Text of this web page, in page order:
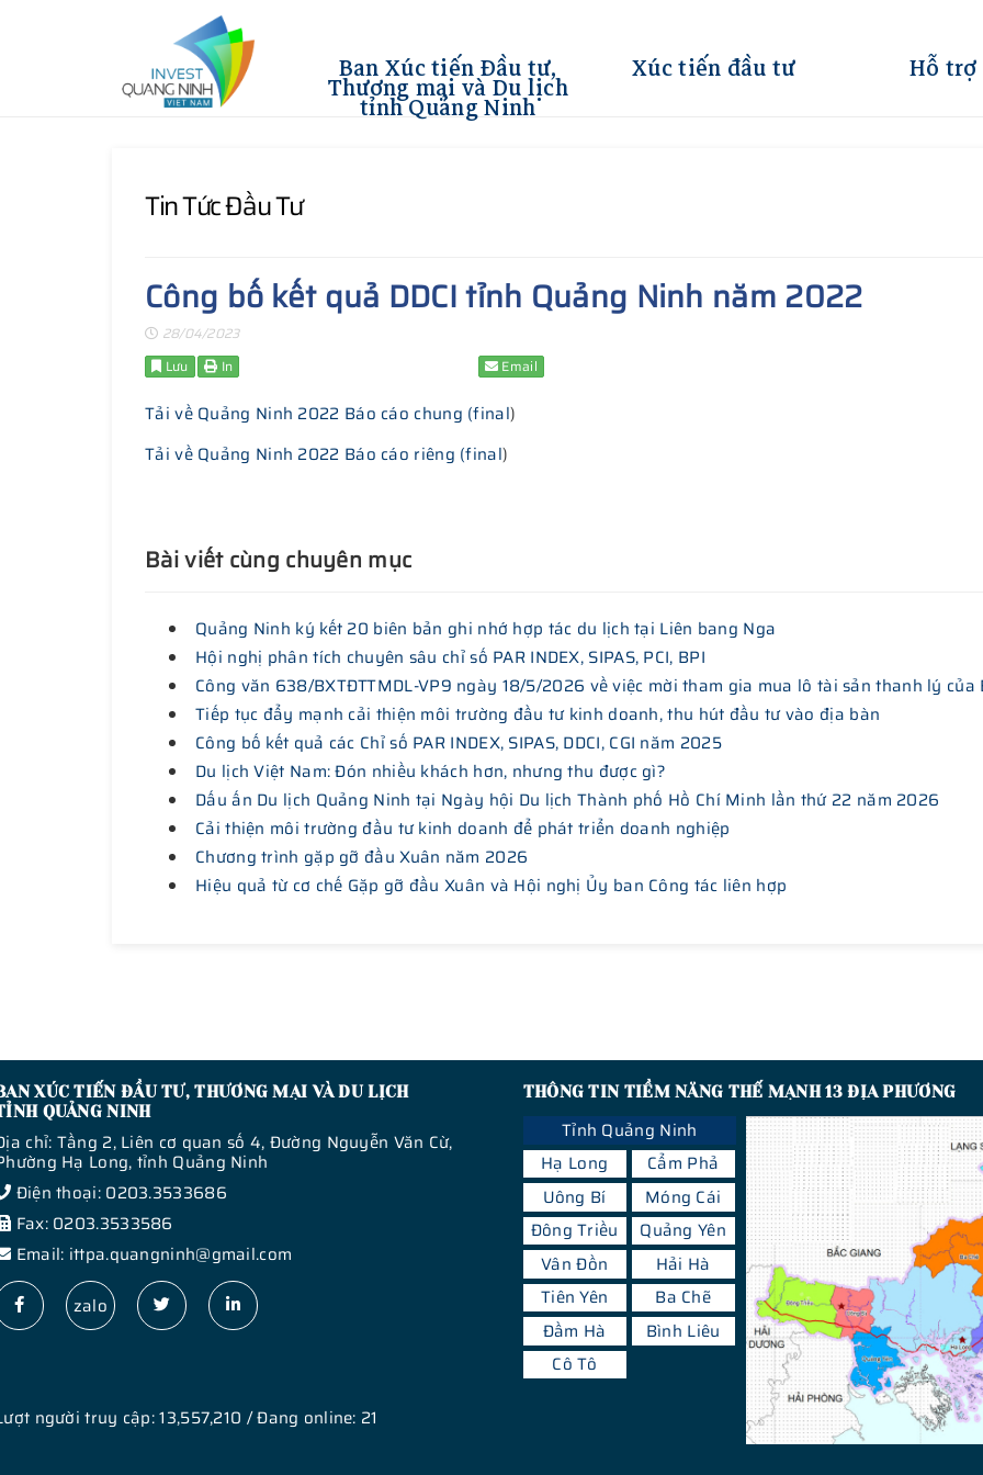
Ban Xúc tiến Đầu tư,
Thương mại và Du lịch
tỉnh Quảng Ninh
Xúc tiến đầu tư Hỗ
Tin Tức Đầu Tư
Công bố kết quả DDCI tỉnh Quảng Ninh năm 2022
28/04/2023
Lưu
In Email
Tải về Quảng Ninh 2022 Báo cáo chung (final)
Tải về Quảng Ninh 2022 Báo cáo riêng (final)
Bài viết cùng chuyên mục
Quảng Ninh ký kết 20 biên bản ghi nhớ hợp tác du lịch tại Liên bang Nga
Hội nghị phân tích chuyên sâu chỉ số PAR INDEX, SIPAS, PCI, BPI
Công văn 638/BXTĐTTMDL-VP9 ngày 18/5/2026 về việc mời tham gia mua lô tài sản thanh lý của
Tiếp tục đẩy mạnh cải thiện môi trường đầu tư kinh doanh, thu hút đầu tư vào địa bàn
Công bố kết quả các Chỉ số PAR INDEX, SIPAS, DDCI, CGI năm 2025
Du lịch Việt Nam: Đón nhiều khách hơn, nhưng thu được gì?
Dấu ấn Du lịch Quảng Ninh tại Ngày hội Du lịch Thành phố Hồ Chí Minh lần thứ 22 năm 2026
Cải thiện môi trường đầu tư kinh doanh để phát triển doanh nghiệp
Chương trình gặp gỡ đầu Xuân năm 2026
Hiệu quả từ cơ chế Gặp gỡ đầu Xuân và Hội nghị Ủy ban Công tác liên hợp
XÚC TIẾN ĐẦU TƯ, THƯƠNG MẠI VÀ DU LỊCH
QUẢNG NINH
chỉ: Tầng 2, Liên cơ quan số 4, Đường Nguyễn Văn Cừ,
Hạ Long, tỉnh Quảng Ninh
Điện thoại: 0203.3533686
Fax: 0203.3533586
Email: ittpa.quangninh@gmail.com
zalo
người truy cập: 13,557,210 / Đang online: 21
THÔNG TIN TIỀM NĂNG THẾ MẠNH 13 ĐỊA PHƯƠNG
Tỉnh Quảng Ninh
Hạ Long
Cẩm Phả
Uông Bí
Móng Cái
Đông Triều
Quảng Yên
Vân Đồn
Hải Hà
Tiên Yên
Ba Chẽ
Đầm Hà
Bình Liêu
Cô Tô